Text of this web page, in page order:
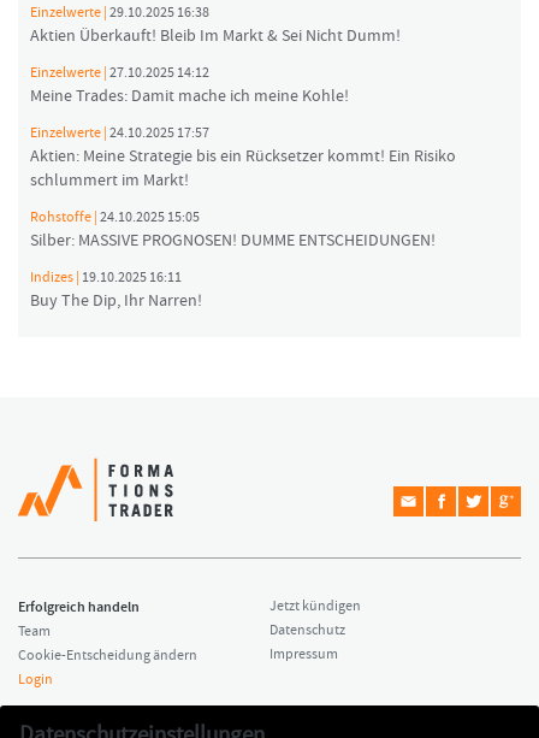
Einzelwerte | 29.10.2025 16:38
Aktien Überkauft! Bleib Im Markt & Sei Nicht Dumm!
Einzelwerte | 27.10.2025 14:12
Meine Trades: Damit mache ich meine Kohle!
Einzelwerte | 24.10.2025 17:57
Aktien: Meine Strategie bis ein Rücksetzer kommt! Ein Risiko
schlummert im Markt!
Rohstoffe | 24.10.2025 15:05
Silber: MASSIVE PROGNOSEN! DUMME ENTSCHEIDUNGEN!
Indizes | 19.10.2025 16:11
Buy The Dip, Ihr Narren!
Erfolgreich handeln
Team
Cookie-Entscheidung ändern
Login
Jetzt kündigen
Datenschutz
Impressum
Copyright © 2026 Formationstrader